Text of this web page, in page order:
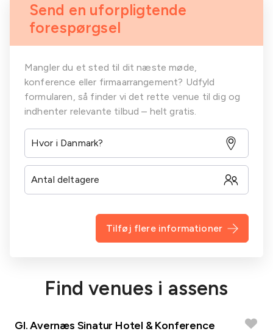
Send en uforpligtende
forespørgsel
Mangler du et sted til dit næste møde,
konference eller firmaarrangement? Udfyld
formularen, så finder vi det rette venue til dig og
indhenter relevante tilbud – helt gratis.
Tilføj flere informationer
Find venues i assens
Gl. Avernæs Sinatur Hotel & Konference